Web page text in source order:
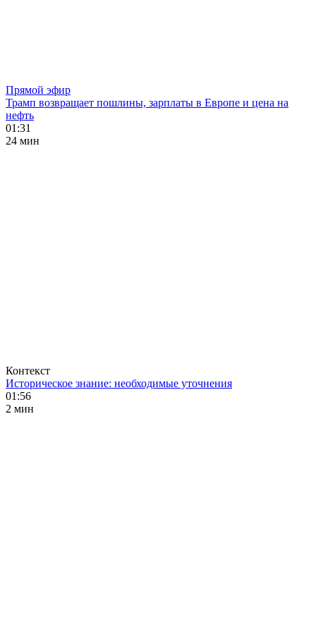
Прямой эфир
Трамп возвращает пошлины, зарплаты в Европе и цена на
нефть
01:31
24 мин
Контекст
Историческое знание: необходимые уточнения
01:56
2 мин